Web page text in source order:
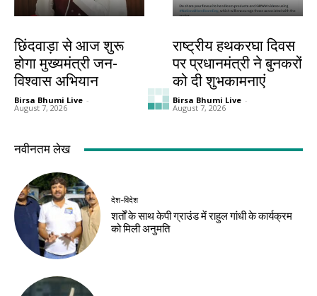
छिंदवाड़ा से आज शुरू
होगा मुख्यमंत्री जन-
विश्वास अभियान
Birsa Bhumi Live -
August 7, 2026
राष्ट्रीय हथकरघा दिवस
पर प्रधानमंत्री ने बुनकरों
को दी शुभकामनाएं
Birsa Bhumi Live -
August 7, 2026
देश-विदेश
बारिश से उत्तराखंड में
जनजीवन प्रभावित,
बद्रीनाथ मार्ग बाधित
देश-विदेश